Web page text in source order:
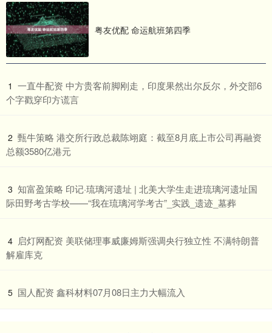
粤友优配 命运航班第四季
1 ​一直牛配资 中方贵客前脚刚走，印度果然出尔反尔，外交部6
个字戳穿印方谎言
2 ​甄牛策略 港交所行政总裁陈翊庭：截至8月底上市公司再融资
总额3580亿港元
3 ​知富盈策略 印记·琉璃河遗址 | 北美大学生走进琉璃河遗址国
际田野考古学校——“我在琉璃河学考古”_实践_遗迹_墓葬
4 ​启灯网配资 美联储理事威廉姆斯强调央行独立性 不满特朗普
解雇库克
5 ​国人配资 鑫科材料07月08日主力大幅流入